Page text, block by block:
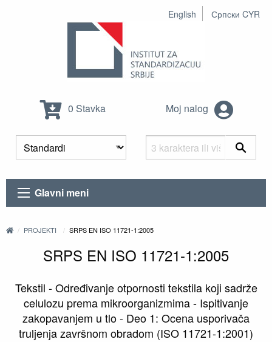
English Српски CYR
0 Stavka Moj nalog
Glavni meni
PROJEKTI SRPS EN ISO 11721-1:2005
SRPS EN ISO 11721-1:2005
Tekstil - Određivanje otpornosti tekstila koji sadrže
celulozu prema mikroorganizmima - Ispitivanje
zakopavanjem u tlo - Deo 1: Ocena usporivača
truljenja završnom obradom (ISO 11721-1:2001)